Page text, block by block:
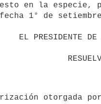
en la especie,
1° de